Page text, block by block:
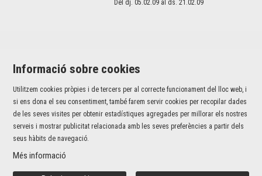
Del dj. 05.02.09al ds. 21.02.09
Jaume I, 42 baixos | 17001 Girona
T 972 226 527 |info@fundaciovalvi.cat
Sitemap | Avís Legal
Informació sobre cookies
Utilitzem cookies pròpies i de tercers per al correcte funcionament del lloc web, i
si ens dona el seu consentiment, també farem servir cookies per recopilar dades
de les seves visites per obtenir estadístiques agregades per millorar els nostres
serveis i mostrar publicitat relacionada amb les seves preferències a partir dels
seus hàbits de navegació.
Més informació